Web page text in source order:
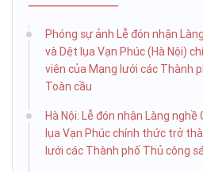
Phóng sự ảnh Lễ đón nhận
và Dệt lụa Vạn Phúc (Hà Nội)
viên của Mạng lưới các Thành
Toàn cầu
Hà Nội: Lễ đón nhận Làng
lụa Vạn Phúc chính thức trở
lưới các Thành phố Thủ công